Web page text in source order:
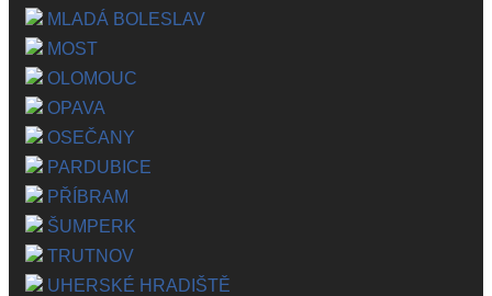
MLADÁ BOLESLAV
MOST
OLOMOUC
OPAVA
OSEČANY
PARDUBICE
PŘÍBRAM
ŠUMPERK
TRUTNOV
UHERSKÉ HRADIŠTĚ